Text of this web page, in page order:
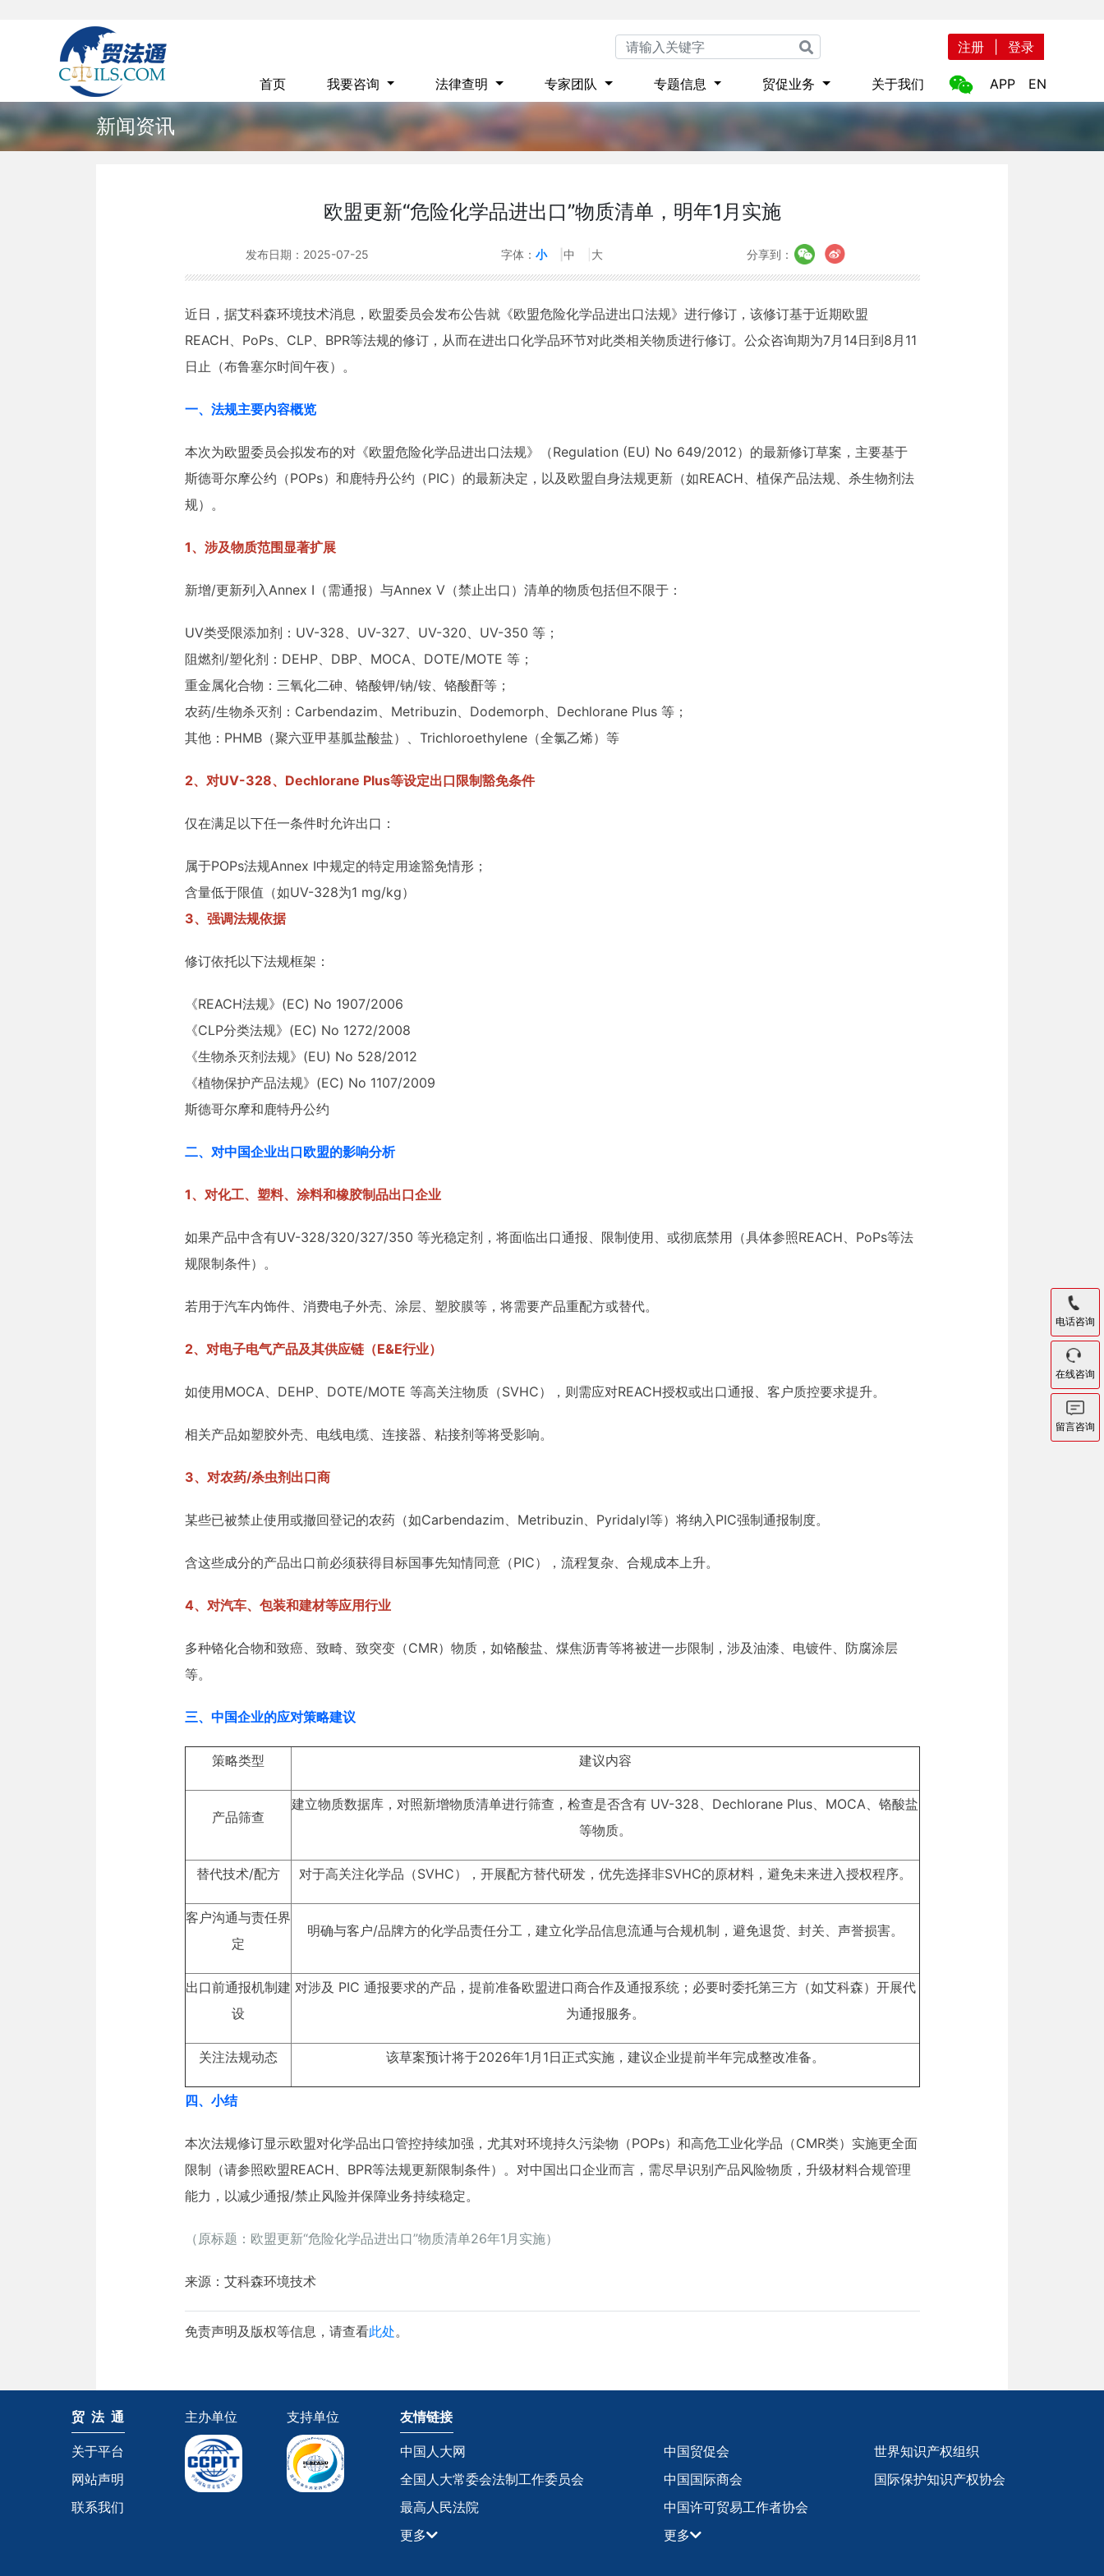
注册 登录
首页 我要咨询 法律查明 专家团队 专题信息 贸促业务 关于我们 EN
APP
新闻资讯
欧盟更新“危险化学品进出口”物质清单，明年1月实施
发布日期： 2025-07-25 字体： 小 中 大 分享到：
近日，据艾科森环境技术消息，欧盟委员会发布公告就《欧盟危险化学品进出口法规》进行修订，该修订基于近期欧盟
REACH、PoPs、CLP、BPR等法规的修订，从而在进出口化学品环节对此类相关物质进行修订。公众咨询期为7月14日到8月11
日止（布鲁塞尔时间午夜）。
一、法规主要内容概览
本次为欧盟委员会拟发布的对《欧盟危险化学品进出口法规》（Regulation (EU) No 649/2012）的最新修订草案，主要基于
斯德哥尔摩公约（POPs）和鹿特丹公约（PIC）的最新决定，以及欧盟自身法规更新（如REACH、植保产品法规、杀生物剂法
规）。
1、涉及物质范围显著扩展
新增/更新列入Annex I（需通报）与Annex V（禁止出口）清单的物质包括但不限于：
UV类受限添加剂：UV-328、UV-327、UV-320、UV-350 等；
阻燃剂/塑化剂：DEHP、DBP、MOCA、DOTE/MOTE 等；
重金属化合物：三氧化二砷、铬酸钾/钠/铵、铬酸酐等；
农药/生物杀灭剂：Carbendazim、Metribuzin、Dodemorph、Dechlorane Plus 等；
其他：PHMB（聚六亚甲基胍盐酸盐）、Trichloroethylene（全氯乙烯）等
2、对UV-328、Dechlorane Plus等设定出口限制豁免条件
仅在满足以下任一条件时允许出口：
属于POPs法规Annex I中规定的特定用途豁免情形；
含量低于限值（如UV-328为1 mg/kg）
3、强调法规依据
修订依托以下法规框架：
《REACH法规》(EC) No 1907/2006
《CLP分类法规》(EC) No 1272/2008
《生物杀灭剂法规》(EU) No 528/2012
《植物保护产品法规》(EC) No 1107/2009
斯德哥尔摩和鹿特丹公约
二、对中国企业出口欧盟的影响分析
1、对化工、塑料、涂料和橡胶制品出口企业
如果产品中含有UV-328/320/327/350 等光稳定剂，将面临出口通报、限制使用、或彻底禁用（具体参照REACH、PoPs等法
规限制条件）。
若用于汽车内饰件、消费电子外壳、涂层、塑胶膜等，将需要产品重配方或替代。
2、对电子电气产品及其供应链（E&E行业）
如使用MOCA、DEHP、DOTE/MOTE 等高关注物质（SVHC），则需应对REACH授权或出口通报、客户质控要求提升。
相关产品如塑胶外壳、电线电缆、连接器、粘接剂等将受影响。
3、对农药/杀虫剂出口商
某些已被禁止使用或撤回登记的农药（如Carbendazim、Metribuzin、Pyridalyl等）将纳入PIC强制通报制度。
含这些成分的产品出口前必须获得目标国事先知情同意（PIC），流程复杂、合规成本上升。
4、对汽车、包装和建材等应用行业
多种铬化合物和致癌、致畸、致突变（CMR）物质，如铬酸盐、煤焦沥青等将被进一步限制，涉及油漆、电镀件、防腐涂层
等。
三、中国企业的应对策略建议
策略类型 建议内容
产品筛查
建立物质数据库，对照新增物质清单进行筛查，检查是否含有 UV-328、Dechlorane Plus、MOCA、铬酸盐
等物质。
替代技术/配方 对于高关注化学品（SVHC），开展配方替代研发，优先选择非SVHC的原材料，避免未来进入授权程序。
客户沟通与责任界
定
明确与客户/品牌方的化学品责任分工，建立化学品信息流通与合规机制，避免退货、封关、声誉损害。
出口前通报机制建
设
对涉及 PIC 通报要求的产品，提前准备欧盟进口商合作及通报系统；必要时委托第三方（如艾科森）开展代
为通报服务。
关注法规动态 该草案预计将于2026年1月1日正式实施，建议企业提前半年完成整改准备。
四、小结
本次法规修订显示欧盟对化学品出口管控持续加强，尤其对环境持久污染物（POPs）和高危工业化学品（CMR类）实施更全面
限制（请参照欧盟REACH、BPR等法规更新限制条件）。对中国出口企业而言，需尽早识别产品风险物质，升级材料合规管理
能力，以减少通报/禁止风险并保障业务持续稳定。
（原标题：欧盟更新“危险化学品进出口”物质清单26年1月实施）
来源：艾科森环境技术
免责声明及版权等信息，请查看此处。
贸 法 通
关于平台
网站声明
联系我们
主办单位 支持单位 友情链接
中国人大网
全国人大常委会法制工作委员会
最高人民法院
更多
中国贸促会
中国国际商会
中国许可贸易工作者协会
更多
世界知识产权组织
国际保护知识产权协会
电话咨询
在线咨询
留言咨询